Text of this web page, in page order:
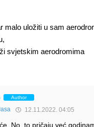
malo uložiti u sam
svjetskim aerodromima
Author
12.11.2022. 04:05
No, to pričaju već